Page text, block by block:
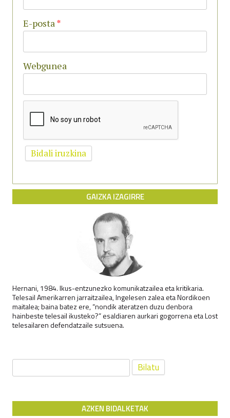
E-posta*
Webgunea
GAIZKA IZAGIRRE
Hernani, 1984. Ikus-entzunezko komunikatzailea eta kritikaria.
Telesail Amerikarren jarraitzailea, Ingelesen zalea eta Nordikoen
maitalea; baina batez ere, “nondik ateratzen duzu denbora
hainbeste telesail ikusteko?” esaldiaren aurkari gogorrena eta Lost
telesailaren defendatzaile sutsuena.
Bilatu:
AZKEN BIDALKETAK